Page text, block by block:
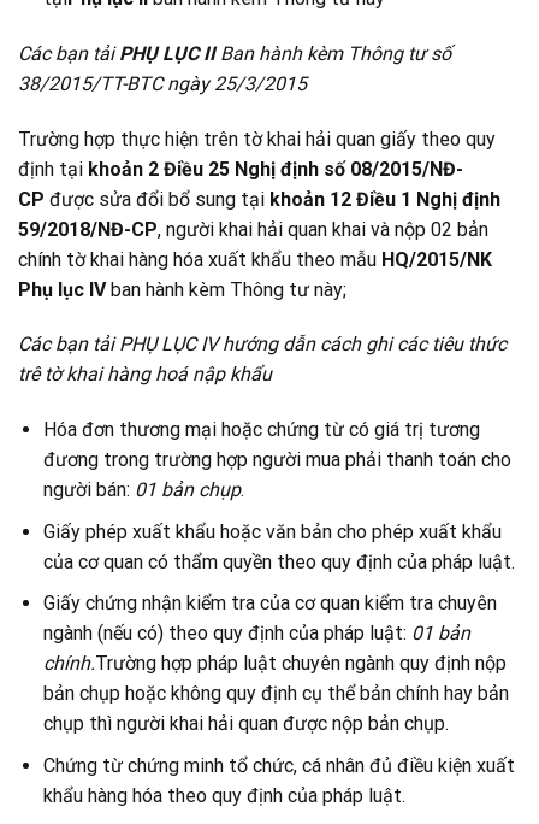
Các bạn tảiPHỤ LỤC IIBan hành kèm Thông tư số
38/2015/TT-BTC ngày 25/3/2015
Trường hợp thực hiện trên tờ khai hải quan giấy theo quy
định tại khoản 2 Điều 25 Nghị định số 08/2015/NĐ-
CP được sửa đổi bổ sung tại khoản 12 Điều 1 Nghị định
59/2018/NĐ-CP, người khai hải quan khai và nộp 02 bản
chính tờ khai hàng hóa xuất khẩu theo mẫu HQ/2015/NK
Phụ lục IVban hành kèm Thông tư này;
Các bạn tải PHỤ LỤC IV hướng dẫn cách ghi các tiêu thức
trê tờ khai hàng hoá nập khẩu
Hóa đơn thương mại hoặc chứng từ có giá trị tương
đương trong trường hợp người mua phải thanh toán cho
người bán: 01 bản chụp.
Giấy phép xuất khẩu hoặc văn bản cho phép xuất khẩu
của cơ quan có thẩm quyền theo quy định của pháp luật.
Giấy chứng nhận kiểm tra của cơ quan kiểm tra chuyên
ngành (nếu có) theo quy định của pháp luật: 01 bản
chính.Trường hợp pháp luật chuyên ngành quy định nộp
bản chụp hoặc không quy định cụ thể bản chính hay bản
chụp thì người khai hải quan được nộp bản chụp.
Chứng từ chứng minh tổ chức, cá nhân đủ điều kiện xuất
khẩu hàng hóa theo quy định của pháp luật.